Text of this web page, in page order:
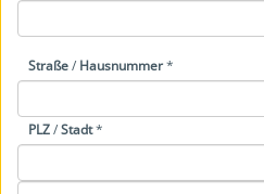
Straße/ Hausnummer*
PLZ/Stadt*